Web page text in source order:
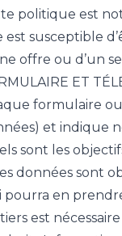
politique est
est susceptible
offre ou d’un
ET
formulaire
et indique
sont les
données sont
pourra en
est